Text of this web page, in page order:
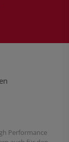
Performance